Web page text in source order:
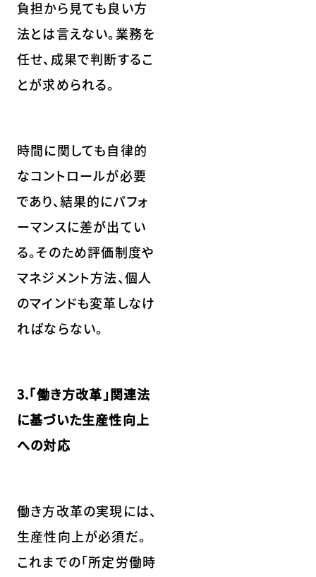
負担から見ても良い方
法とは言えない。業務を
任せ、成果で判断するこ
とが求められる。
時間に関しても自律的
なコントロールが必要
であり、結果的にパフォ
ーマンスに差が出てい
る。そのため評価制度や
マネジメント方法、個人
のマインドも変革しなけ
ればならない。
3.「働き方改革」関連法
に基づいた生産性向上
への対応
働き方改革の実現には、
生産性向上が必須だ。
これまでの「所定労働時